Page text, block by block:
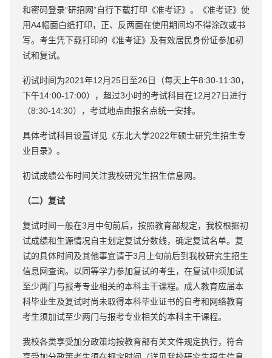
和密码登录“研招网”自行下载打印《准考证》。《准考证》使
用A4幅面白纸打印，正、反两面在使用期间均不得涂改或书
写。考生凭下载打印的《准考证》及有效居民身份证参加初
试和复试。
初试时间为2021年12月25日至26日（每天上午8:30-11:30，
下午14:00-17:00），超过3小时的考试科目在12月27日进行
（8:30-14:30），考试地点由报名点统一安排。
具体考试科目设置详见《东北大学2022年硕士研究生招生专
业目录》。
初试成绩公布时间关注我校研究生招生信息网。
（二）复试
复试时间一般在3月中旬前后，按照教育部规定，我校根据初
试成绩和生源情况自主划定复试分数线，确定复试名单。复
试的具体时间及其他事宜请于3月上旬前后到我校研究生招生
信息网查询。以同等学力参加复试的考生，在复试中须加试
至少两门与报考专业相关的本科主干课程。成人教育应届本
科毕业生及复试时尚未取得本科毕业证书的自考和网络教育
考生须加试至少两门与报考专业相关的本科主干课程。
我校各类享受加分政策均按教育部有关文件规定执行，符合